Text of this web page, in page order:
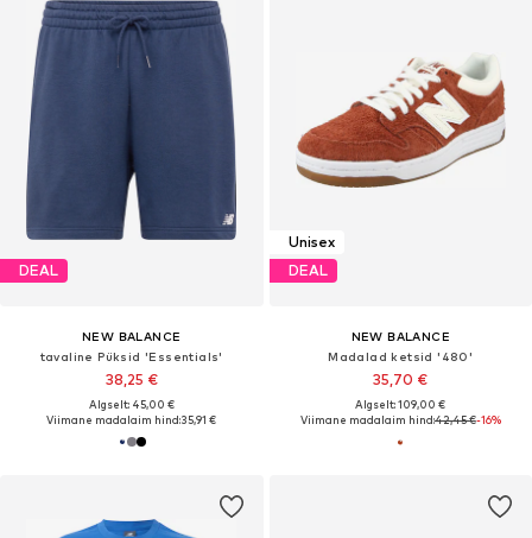
DEAL
NEW BALANCE
tavaline Püksid 'Essentials'
38,25 €
Algselt: 45,00 €
Viimane madalaim hind:35,91 €
Unisex
DEAL
NEW BALANCE
Madalad ketsid '480'
35,70 €
Algselt: 109,00 €
Viimane madalaim hind:42,45 €-16%